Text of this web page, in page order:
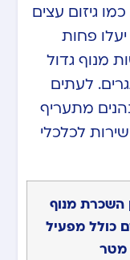
גיזום עצים
פחות
מנוף גדול
לעתים
מתעריף
לכלכלי
השכרת מנוף
כולל מפעיל